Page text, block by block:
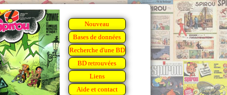
Nouveau
Bases de données
Recherche d'une BD
BD retrouvées
Liens
Aide et contact